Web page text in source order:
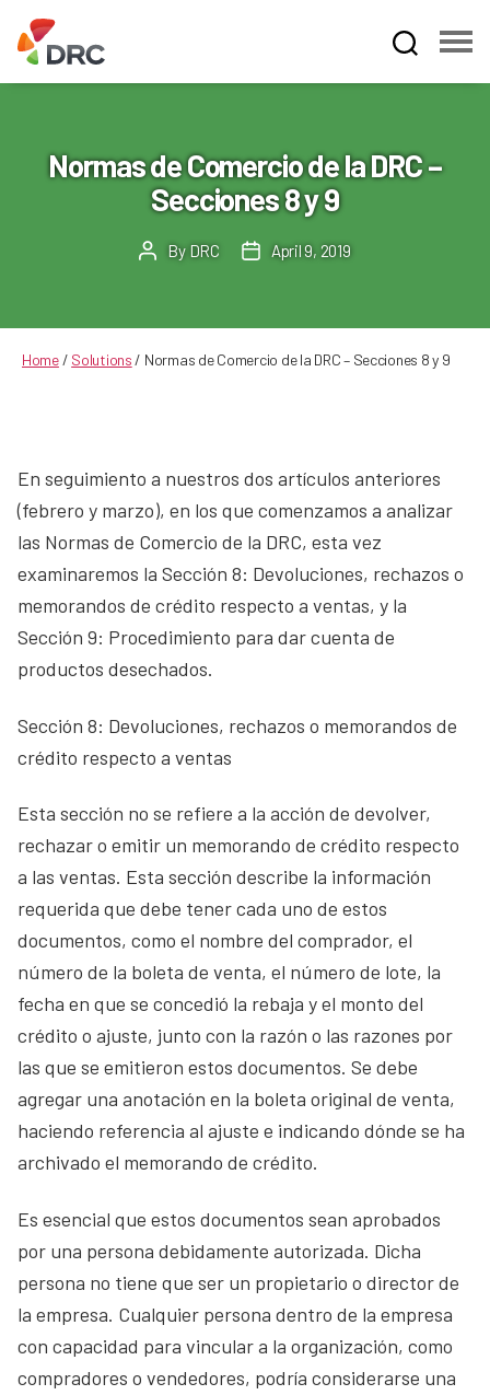
Dispute
Resolution
Corporation
Normas de Comercio de la DRC –
Secciones 8 y 9
PostBy DRC
PostApril 9, 2019
Home/ Solutions / Normas de Comercio de la DRC – Secciones 8 y 9
En seguimiento a nuestros dos artículos anteriores
(febrero y marzo), en los que comenzamos a analizar
las Normas de Comercio de la DRC, esta vez
examinaremos la Sección 8: Devoluciones, rechazos o
memorandos de crédito respecto a ventas, y la
Sección 9: Procedimiento para dar cuenta de
productos desechados.
Sección 8: Devoluciones, rechazos o memorandos de
crédito respecto a ventas
Esta sección no se refiere a la acción de devolver,
rechazar o emitir un memorando de crédito respecto
a las ventas. Esta sección describe la información
requerida que debe tener cada uno de estos
documentos, como el nombre del comprador, el
número de la boleta de venta, el número de lote, la
fecha en que se concedió la rebaja y el monto del
crédito o ajuste, junto con la razón o las razones por
las que se emitieron estos documentos. Se debe
agregar una anotación en la boleta original de venta,
haciendo referencia al ajuste e indicando dónde se ha
archivado el memorando de crédito.
Es esencial que estos documentos sean aprobados
por una persona debidamente autorizada. Dicha
persona no tiene que ser un propietario o director de
la empresa. Cualquier persona dentro de la empresa
con capacidad para vincular a la organización, como
compradores o vendedores, podría considerarse una